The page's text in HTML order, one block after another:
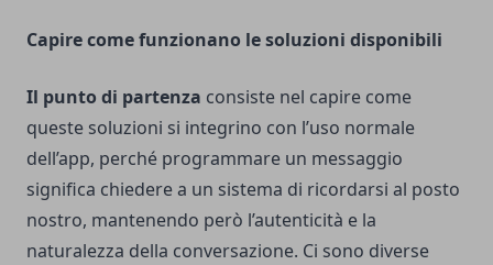
Capire come funzionano le soluzioni disponibili
Il punto di partenza consiste nel capire come
queste soluzioni si integrino con l’uso normale
dell’app, perché programmare un messaggio
significa chiedere a un sistema di ricordarsi al posto
nostro, mantenendo però l’autenticità e la
naturalezza della conversazione. Ci sono diverse